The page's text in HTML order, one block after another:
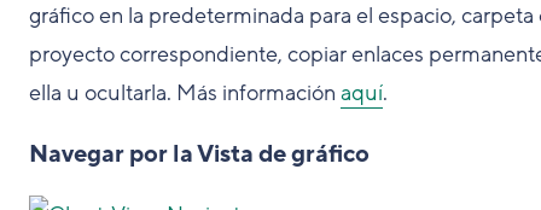
gráfico en la predeterminada para el espacio, carpeta
proyecto correspondiente, copiar enlaces
ella u ocultarla. Más información aquí.
Navegar por la Vista de gráfico